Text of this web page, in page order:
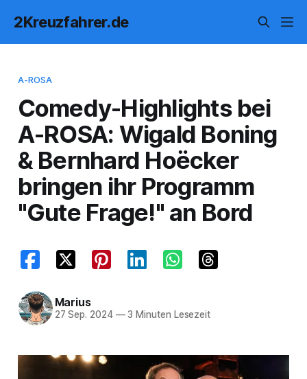
2Kreuzfahrer.de
A-ROSA
Comedy-Highlights bei
A-ROSA: Wigald Boning
& Bernhard Hoëcker
bringen ihr Programm
"Gute Frage!" an Bord
Marius
27 Sep. 2024 —3 Minuten Lesezeit